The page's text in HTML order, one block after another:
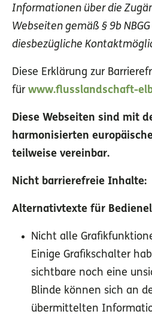
Informationen über die
Webseiten gemäß § 9b
diesbezügliche
Diese Erklärung zur
für www.flusslandschaft-
Diese Webseiten sind mit
harmonisierten
teilweise vereinbar.
Nicht barrierefreie Inhalte:
Alternativtexte für
Nicht alle
Einige Grafikschalter
sichtbare noch eine
Blinde können sich an
übermittelten